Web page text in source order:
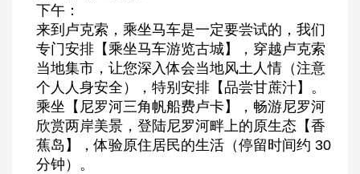
下午：
来到卢克索，乘坐马车是一定要尝试的，我们
专门安排【乘坐马车游览古城】，穿越卢克索
当地集市，让您深入体会当地风土人情（注意
个人人身安全），特别安排【品尝甘蔗汁】。
乘坐【尼罗河三角帆船费卢卡】，畅游尼罗河
欣赏两岸美景，登陆尼罗河畔上的原生态【香
蕉岛】，体验原住居民的生活（停留时间约 30
分钟）。